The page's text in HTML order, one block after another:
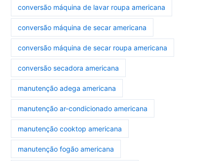
conversão máquina de lavar roupa americana
conversão máquina de secar americana
conversão máquina de secar roupa americana
conversão secadora americana
manutenção adega americana
manutenção ar-condicionado americana
manutenção cooktop americana
manutenção fogão americana